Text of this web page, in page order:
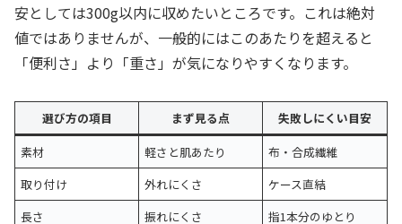
安としては300g以内に収めたいところです。これは絶対
値ではありませんが、一般的にはこのあたりを超えると
「便利さ」より「重さ」が気になりやすくなります。
選び方の項目 まず見る点
失敗しにくい目安
素材
軽さと肌あたり
布・合成繊維
取り付け
外れにくさ
ケース直結
長さ
振れにくさ
指1本分のゆとり